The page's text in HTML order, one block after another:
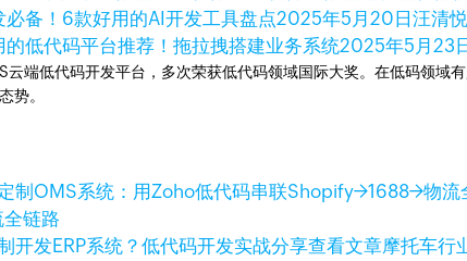
备！6款好用的AI开发工具盘点2025年5月20日汪清
低代码平台推荐！拖拉拽搭建业务系统2025年5月23
云端低代码开发平台，多次荣获低代码领域国际大奖。在低码领
势。
链路
查看文章摩托车行